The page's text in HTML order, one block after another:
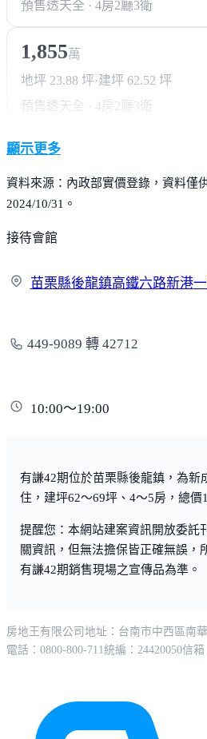
預售透天全 · 4房2廳3衛
1,855萬
地坪 23.88 坪·建坪 62.52 坪
預售透天全 · 4房2廳3衛
顯示更多
資料來源：內政部實價登錄，資料僅
2024/10/31。
接待會館
苗栗縣後龍鎮高鐵六路新港
449-9089 轉 42712
10:00～19:00
有謙42期位於苗栗縣後龍鎮，為新
住，建坪62～69坪、4～5房，總價
提醒您：本網站建案資訊開放委託
關資訊，但無法擔保皆正確無誤，
有謙42期銷售現場之宣傳品為準。
房地王有限公司 地址：台南市中西區南
電話：0800-800-711統編：24420050信箱